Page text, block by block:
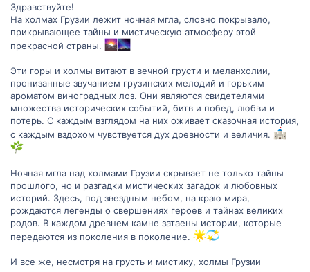
Здравствуйте!
На холмах Грузии лежит ночная мгла, словно покрывало,
прикрывающее тайны и мистическую атмосферу этой
прекрасной страны.
Эти горы и холмы витают в вечной грусти и меланхолии,
пронизанные звучанием грузинских мелодий и горьким
ароматом виноградных лоз. Они являются свидетелями
множества исторических событий, битв и побед, любви и
потерь. С каждым взглядом на них оживает сказочная история,
с каждым вздохом чувствуется дух древности и величия.
Ночная мгла над холмами Грузии скрывает не только тайны
прошлого, но и разгадки мистических загадок и любовных
историй. Здесь, под звездным небом, на краю мира,
рождаются легенды о свершениях героев и тайнах великих
родов. В каждом древнем камне затаены истории, которые
передаются из поколения в поколение.
И все же, несмотря на грусть и мистику, холмы Грузии